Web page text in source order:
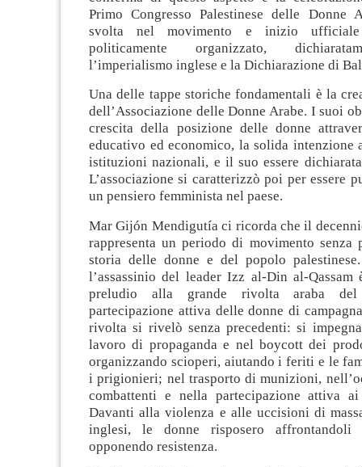
Primo Congresso Palestinese delle Donne
svolta nel movimento e inizio ufficiale
politicamente organizzato,
l’imperialismo inglese e la Dichiarazione di
Una delle tappe storiche fondamentali è la
dell’Associazione delle Donne Arabe. I suoi
crescita della posizione delle donne
educativo ed economico, la solida intenzione
istituzioni nazionali, e il suo essere
L’associazione si caratterizzò poi per essere
un pensiero femminista nel paese.
Mar Gijón Mendigutía ci ricorda che il
rappresenta un periodo di movimento senza
storia delle donne e del popolo
l’assassinio del leader Izz al-Din al-Qassam
preludio alla grande rivolta araba
partecipazione attiva delle donne di
rivolta si rivelò senza precedenti: si
lavoro di propaganda e nel boycott dei
organizzando scioperi, aiutando i feriti e le
i prigionieri; nel trasporto di munizioni,
combattenti e nella partecipazione attiva ai
Davanti alla violenza e alle uccisioni di
inglesi, le donne risposero affrontandoli
opponendo resistenza.